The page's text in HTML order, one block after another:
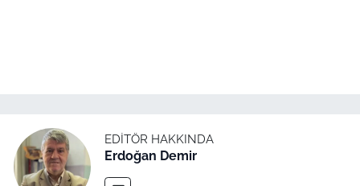
EDITÖR HAKKINDA
Erdoğan Demir